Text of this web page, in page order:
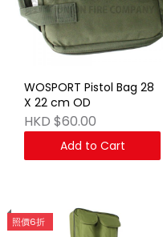
WOSPORT Pistol Bag 28
X 22 cm OD
HKD $60.00
Add to Cart
照價6折